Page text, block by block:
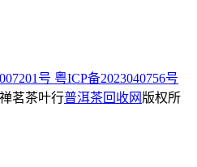
号 粤ICP备2023040756号
茗茶叶行普洱茶回收网 版权所